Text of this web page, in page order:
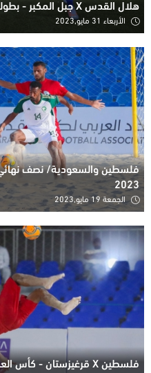
هلال القدس X جبل المكبر - بطولة القدس والكرامة 2
الأربعاء 31 مايو,2023
فلسطين والسعودية/ نصف
2023
الجمعة 19 مايو,2023
فلسطين X قرغيزستان - كأس العرب للكرة الشاطئية 2023